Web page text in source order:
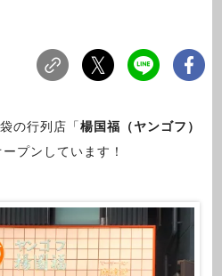
の行列店「楊国福（ヤンゴフ）
ープンしています！